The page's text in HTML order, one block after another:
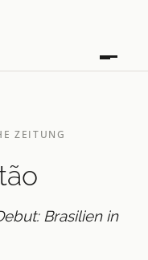
ZEITUNG
Brasilien in